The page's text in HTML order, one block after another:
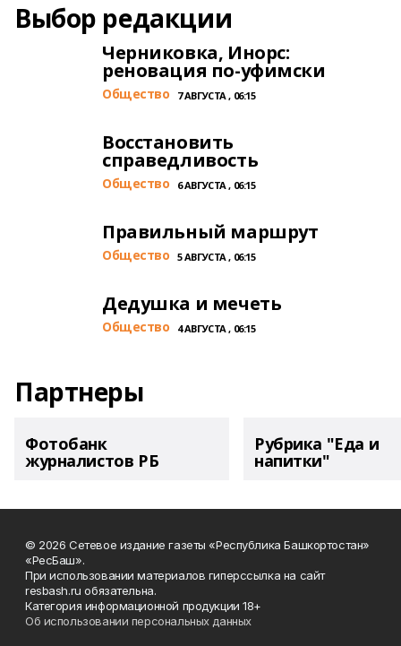
Выбор редакции
Черниковка, Инорс:
реновация по-уфимски
Общество 7 АВГУСТА , 06:15
Восстановить
справедливость
Общество 6 АВГУСТА , 06:15
Правильный маршрут
Общество 5 АВГУСТА , 06:15
Дедушка и мечеть
Общество 4 АВГУСТА , 06:15
Партнеры
Фотобанк
журналистов РБ
Рубрика "Еда и
напитки"
© 2026 Сетевое издание газеты «Республика Башкортостан»
«РесБаш».
При использовании материалов гиперссылка на сайт
resbash.ru обязательна.
Категория информационной продукции 18+
Об использовании персональных данных